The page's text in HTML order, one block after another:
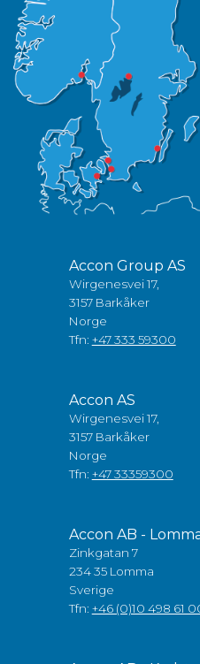
Accon Group AS
Wirgenesvei 17,
3157 Barkåker
Norge
Tfn: +47 333 59300
Accon AS
Wirgenesvei 17,
3157 Barkåker
Norge
Tfn: +47 33359300
Accon AB -
Zinkgatan 7
234 35 Lomma
Sverige
Tfn: +46 (0)10 498 61